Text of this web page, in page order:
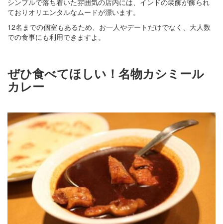
シンプルで落ち着いた雰囲気の店内には、インドの装飾が飾られ
ておりオリエンタルなムードが漂います。
12名までの個室もあるため、お一人やデートだけでなく、大人数
での食事にも利用できますよ。
ぜひ食べてほしい！名物カシミール
カレー